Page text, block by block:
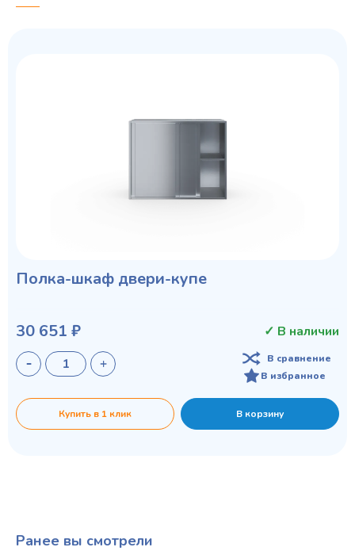
Полка-шкаф двери-купе
30 651 ₽ ✓ В наличии
В сравнение
В избранное
Купить в 1 клик В корзину
Ранее вы смотрели